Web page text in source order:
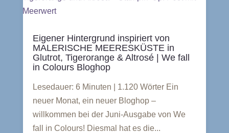
Eigener Hintergrund inspiriert von
MALERISCHE MEERESKÜSTE in
Glutrot, Tigerorange & Altrosé | We fall
in Colours Bloghop
Lesedauer: 6 Minuten | 1.120 Wörter Ein
neuer Monat, ein neuer Bloghop –
willkommen bei der Juni-Ausgabe von We
fall in Colours! Diesmal hat es die...